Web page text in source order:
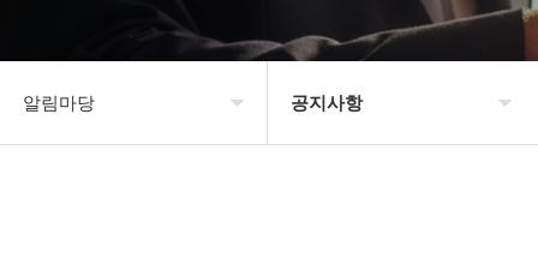
알림마당 공지사항